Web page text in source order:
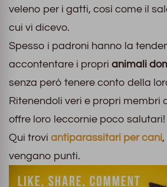
veleno per i gatti, così come il
cui vi dicevo.
Spesso i padroni hanno la
accontentare i propri animali
senza però tenere conto della
Ritenendoli veri e propri membri
offre loro leccornie poco salutari!
Qui trovi antiparassitari per cani
vengano punti.